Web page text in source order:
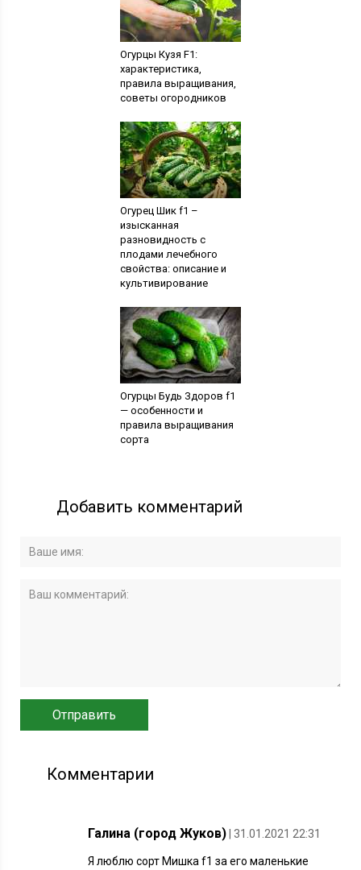
Огурцы Кузя F1:
характеристика,
правила выращивания,
советы огородников
Огурец Шик f1 –
изысканная
разновидность с
плодами лечебного
свойства: описание и
культивирование
Огурцы Будь Здоров f1
— особенности и
правила выращивания
сорта
Добавить комментарий
Комментарии
Галина (город Жуков) | 31.01.2021 22:31
Я люблю сорт Мишка f1 за его маленькие